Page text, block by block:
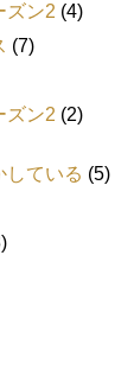
ズン2 (4)
(7)
ズン2 (2)
している (5)